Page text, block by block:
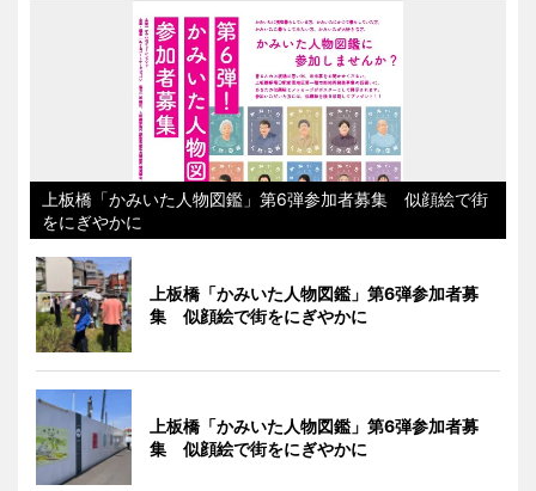
上板橋「かみいた人物図鑑」第6弾参加者募集 似顔絵で街
をにぎやかに
上板橋「かみいた人物図鑑」第6弾参加者募
集 似顔絵で街をにぎやかに
上板橋「かみいた人物図鑑」第6弾参加者募
集 似顔絵で街をにぎやかに